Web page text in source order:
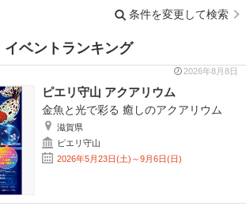
条件を変更して検索
イベントランキング
2026年8月8日
ピエリ守山 アクアリウム
金魚と光で彩る 癒しのアクアリウム
滋賀県
ピエリ守山
2026年5月23日(土)～9月6日(日)